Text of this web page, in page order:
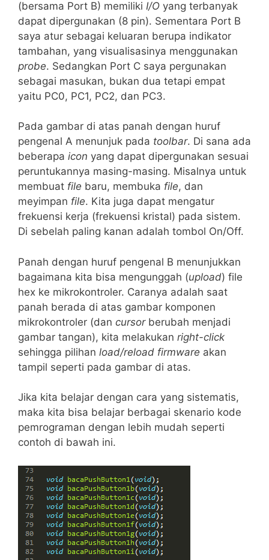
(bersama Port B) memiliki I/O yang terbanyak
dapat dipergunakan (8 pin). Sementara Port B
saya atur sebagai keluaran berupa indikator
tambahan, yang visualisasinya menggunakan
probe. Sedangkan Port C saya pergunakan
sebagai masukan, bukan dua tetapi empat
yaitu PC0, PC1, PC2, dan PC3.
Pada gambar di atas panah dengan huruf
pengenal A menunjuk pada toolbar. Di sana ada
beberapa icon yang dapat dipergunakan sesuai
peruntukannya masing-masing. Misalnya untuk
membuat file baru, membuka file, dan
meyimpan file. Kita juga dapat mengatur
frekuensi kerja (frekuensi kristal) pada sistem.
Di sebelah paling kanan adalah tombol On/Off.
Panah dengan huruf pengenal B menunjukkan
bagaimana kita bisa mengunggah (upload) file
hex ke mikrokontroler. Caranya adalah saat
panah berada di atas gambar komponen
mikrokontroler (dan cursorberubah menjadi
gambar tangan), kita melakukan right-click
sehingga pilihan load/reload firmware akan
tampil seperti pada gambar di atas.
Jika kita belajar dengan cara yang sistematis,
maka kita bisa belajar berbagai skenario kode
pemrograman dengan lebih mudah seperti
contoh di bawah ini.